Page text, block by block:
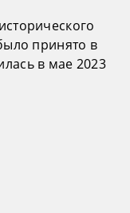
принято в
в мае 2023